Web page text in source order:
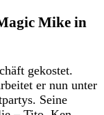
Mike in
gekostet.
er nun unter
Seine